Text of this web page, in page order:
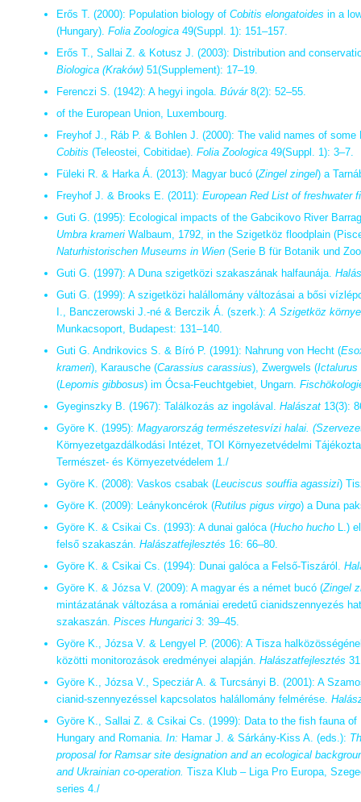
Erős T. (2000): Population biology of Cobitis elongatoides in a
(Hungary). Folia Zoologica 49(Suppl. 1): 151–157.
Erős T., Sallai Z. & Kotusz J. (2003): Distribution and
Biologica (Kraków) 51(Supplement): 17–19.
Ferenczi S. (1942): A hegyi ingola. Búvár8(2): 52–55.
of the European Union, Luxembourg.
Freyhof J., Ráb P. & Bohlen J. (2000): The valid names of
Cobitis (Teleostei, Cobitidae). Folia Zoologica 49(Suppl. 1): 3–7.
Füleki R. & Harka Á. (2013): Magyar bucó (Zingel zingel) a
Freyhof J. & Brooks E. (2011): European Red List of freshwater
Guti G. (1995): Ecological impacts of the Gabcikovo River
Umbra krameri Walbaum, 1792, in the Szigetköz floodplain
Naturhistorischen Museums in Wien (Serie B für Botanik und
Guti G. (1997): A Duna szigetközi szakaszának halfaunája.
Guti G. (1999): A szigetközi halállomány változásai a bősi
I., Banczerowski J.-né & Berczik Á. (szerk.):A Szigetköz
Munkacsoport, Budapest: 131–140.
Guti G. Andrikovics S. & Bíró P. (1991): Nahrung von Hecht (
krameri), Karausche (Carassius carassius), Zwergwels (Ictalurus
(Lepomis gibbosus) im Ócsa-Feuchtgebiet, Ungarn.
Gyeginszky B. (1967): Találkozás az ingolával. Halászat 13(3):
Györe K. (1995): Magyarország természetesvízi halai.
Környezetgazdálkodási Intézet, TOI Környezetvédelmi
Természet- és Környezetvédelem 1./
Györe K. (2008): Vaskos csabak (Leuciscus souffia agassizi)
Györe K. (2009): Leánykoncérok (Rutilus pigus virgo) a Duna
Györe K. & Csikai Cs. (1993): A dunai galóca (Hucho hucho L.)
felső szakaszán. Halászatfejlesztés 16: 66–80.
Györe K. & Csikai Cs. (1994): Dunai galóca a Felső-Tiszáról.
Györe K. & Józsa V. (2009): A magyar és a német bucó (Zingel
mintázatának változása a romániai eredetű cianidszennyezés
szakaszán. Pisces Hungarici 3: 39–45.
Györe K., Józsa V. & Lengyel P. (2006): A Tisza
közötti monitorozások eredményei alapján. Halászatfejlesztés
Györe K., Józsa V., Specziár A. & Turcsányi B. (2001): A
cianid-szennyezéssel kapcsolatos halállomány felmérése.
Györe K., Sallai Z. & Csikai Cs. (1999): Data to the fish fauna
Hungary and Romania. In: Hamar J. & Sárkány-Kiss A. (eds.):
proposal for Ramsar site designation and an ecological
and Ukrainian co-operation. Tisza Klub – Liga Pro Europa,
series 4./